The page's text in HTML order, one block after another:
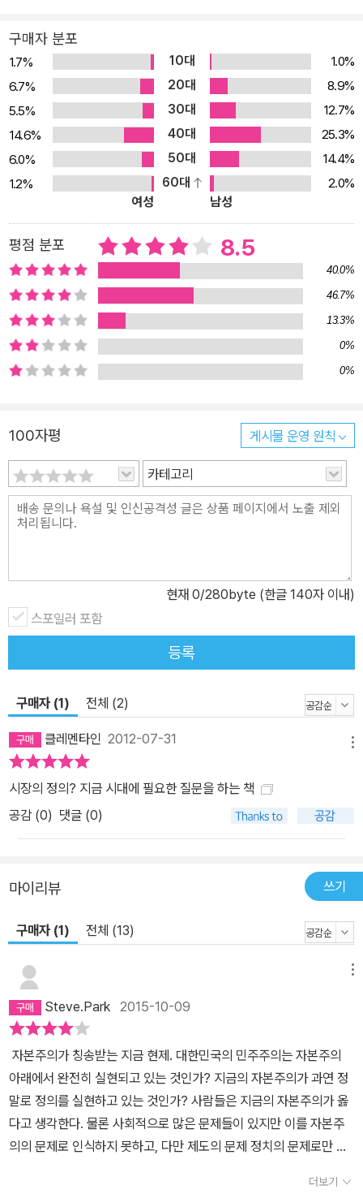
모델을 찾고 있다. 그 구체적 내용에 대해서는 아직 합의된 바가 없다.
이 새 모델에 어떤 내용을 채워넣을 것인지는 현 자본주의 시장을 어
떻게 보느냐에 달려 있다. 만일, 자본주의 시장이 기본적으로 공정하
고 정의롭다고 한다면, 새 자본주의의 핵심 과제는 단지 시장의 뒤탈
을 깔끔하게 설거지하는 것으로 끝난다. 그러나 구조적인 요인 탓으
로 시장이 공정치 못하다고 한다면, 시장에 대한 대수술이 새로운 자
본주의의 주요 과제가 될 것이다. 우리는 심각하게 묻지 않을 수 없다.
자본주의 시장은 과연 공정하고 정의로운가? 이 책은 이 질문에 대답
해보기 위한 것이다. (8p)” 침묵하는 경제학자여, 언제까지 ‘시장의
눈물’을 외면할 것인가? “로버트 라이시라는 아주 훌륭한 경제학자가
있다. 비판적 경제학자이면서 동시에 클린턴 시절 노동부 장관을 역
임하기도 한, 그러면서도 아직까지 많은 존경을 받고 있는 사람이다.
왜 한국에 로버트 라이시 같은 비판적이면서도 동시에 실천능력까지
갖춘 좋은 경제학자가 등장하지 않을까, 이런 생각을 하는 와중에 이
정전 교수의 책을 읽게 되었다. 그렇다. 우리에게는 경제학자 이정전
이 있었다! _우석훈(2.1 연구소 소장)” 전 세계가 존경하는 대표적인
학자이다. 그러나 그는 최신작 《위기는 왜 반복되는가》를 통해 세계
대불황을 초래한 위기 상황을 적나라하게 비판하고 자본주의 시장의
도전 과제와 해법을 총체적으로 분석함으로써 미국의 저력이 되고 있
는 뛰어난 석학이다. 미국의 로버트 라이시에 비견할 경제학자로, 한
국에서는 서울대 이정전 교수를 주목해야 한다. 한국에 녹색경제학이
의시민연대 공동대표를 역임하면서 환경시민운동을 초창기부터 주도
해오며, 이론과 실천력을 동시에 겸비한 경제학자이다. 서울대학교
환경대학원장으로 재직하였고, 현재 서울대학교 명예교수로 있으면
서 세계경제 위기, 부동산정책, 환경정책 등을 망라한 대중적 글쓰기
와 강연을 통해 활동을 펼치고 있다. 그리고 마침내 “시장의 공정성과
한 변화를 가장 신속하고 예리하게 진단하고 비판적 해결 방안을 모
색한 책 《시장은 정의로운가》를 김영사에서 출간하였다. 한국의 대표
경제학자가 ‘시장의 눈물’에 대하여 일침을 날린 책이다. “그런 중에
경제학자들의 모임인 한국경제학회가 이 토론에 뛰어들었다. 과학자
것들에 관해서 연구하거나 공식적으로 이야기하기를 꺼리는 경향이
제학회가 ‘공정사회와 경제학’을 공동 주제로 내걸고 정의에 관한 대
토론회를 개최하였다는 것은 예삿일은 아니다. 과연 그 학술대회에서
진 주장은, 자본주의 시장이 공정하고 정의롭다는 것이다. 시장에서
결정된 가격은 공정하며, 시장에서 결정된 소득분배 역시 공정하다는
것이다. 이 책을 읽는 여러분들은 어떻게 생각하는가? 경제학자들이
말하는 것처럼, 자본주의 시장은 과연 공정하고 정의로운가? (9p)”
시장의 부정의, 불공평, 불공정에 신랄한 일침을 날리는 한국의 경제
학자 이정전 교수의 공정하고 정의로운 시장 경제를 위한 길 찾기! 주
가폭락, 물가상승, 빈익빈 부익부, 만성적 실업 앞에서 우리는 심각하
게 묻지 않을 수 없다. 자본주의 시장은 과연 공정하고 정의로운가?
이 책은 이 질문에 대답해보기 위한 것이다. 정의에 관하여 수준 높은
얘기는 철학자들의 몫이다. 그리고 이미 많은 얘기들이 나오고 있다.
과 토론이 없었다. 우리는 ‘시장과 경제의 정의’에 대해서도 과감히 문
구매자 분포
1.7% 10대
1.0%
6.7%
20대
8.9%
5.5%
30대
12.7%
14.6%
40대
25.3%
6.0%
50대
14.4%
1.2%
60대
2.0%
여성
남성
평점 분포 8.5
40.0%
46.7%
13.3%
0%
0%
100자평 게시물 운영 원칙
카테고리
현재 0/280byte (한글 140자 이내)
스포일러 포함
등록
구매자 (1) 전체 (2)
클레멘타인 2012-07-31
시장의 정의? 지금 시대에 필요한 질문을 하는 책
공감 (0) 댓글 (0)
마이리뷰 쓰기
구매자 (1) 전체 (13)
Steve.Park 2015-10-09
자본주의가 칭송받는 지금 현제. 대한민국의 민주주의는 자본주의
아래에서 완전히 실현되고 있는 것인가? 지금의 자본주의가 과연 정
말로 정의를 실현하고 있는 것인가? 사람들은 지금의 자본주의가 옳
다고 생각한다. 물론 사회적으로 많은 문제들이 있지만 이를 자본주
의의 문제로 인식하지 못하고, 다만 제도의 문제 정치의 문제로만 인
더보기